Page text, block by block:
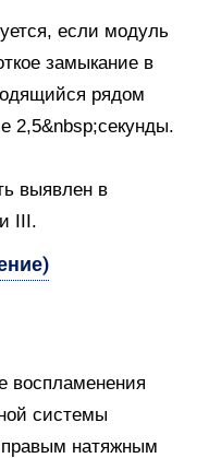
если модуль
замыкание в
рядом
2,5&nbsp;секунды.
выявлен в
III.
воспламенения
системы
натяжным